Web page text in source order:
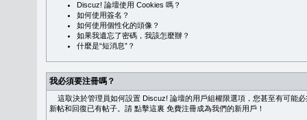
Discuz! 論壇使用 Cookies 嗎？
如何使用簽名？
如何使用個性化的頭像？
如果我遺忘了密碼，我該怎麼辦？
什麼是“短消息”？
我必須要注冊嗎？
這取決於管理員如何設置 Discuz! 論壇的用戶組權限選項，您甚至有可能
新帖和回復已有帖子。請 點擊這裏 免費注冊成為我們的新用戶！